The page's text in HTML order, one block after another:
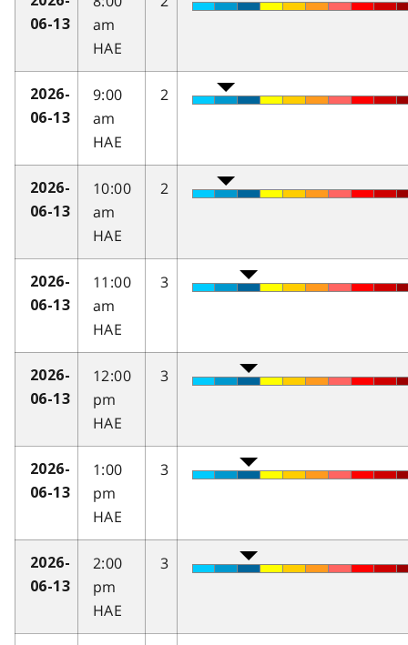
06-13
am
HAE
2026-
06-13
9:00
am
HAE
2
2026-
06-13
10:00
am
HAE
2
2026-
06-13
11:00
am
HAE
3
2026-
06-13
12:00
pm
HAE
3
2026-
06-13
1:00
pm
HAE
3
2026-
06-13
2:00
pm
HAE
3